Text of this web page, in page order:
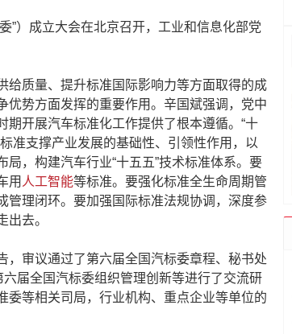
）成立大会在北京召开，工业和信息化部党
质量、提升标准国际影响力等方面取得的成
势方面发挥的重要作用。辛国斌强调，党中
开展汽车标准化工作提供了根本遵循。“十
准支撑产业发展的基础性、引领性作用，以
，构建汽车行业“十五五”技术标准体系。要
用 人工智能等标准。要强化标准全生命周期管
管理闭环。要加强国际标准法规协调，深度参
出去。
审议通过了第六届全国汽标委章程、秘书处
届全国汽标委组织管理创新等进行了交流研
等相关司局，行业机构、重点企业等单位的